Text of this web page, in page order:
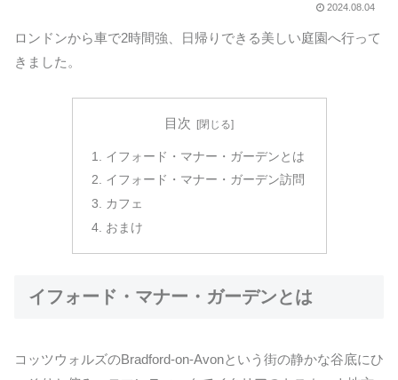
2024.08.04
ロンドンから車で2時間強、日帰りできる美しい庭園へ行って
きました。
目次
イフォード・マナー・ガーデンとは
イフォード・マナー・ガーデン訪問
カフェ
おまけ
イフォード・マナー・ガーデンとは
コッツウォルズのBradford-on-Avonという街の静かな谷底にひ